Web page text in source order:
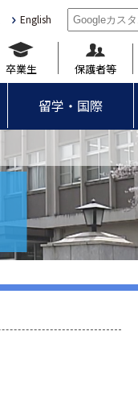
English
卒業生 保護者等
留学・国際